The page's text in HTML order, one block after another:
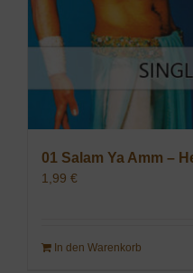
01 Salam Ya Amm –
1,99 €
In den Warenkorb